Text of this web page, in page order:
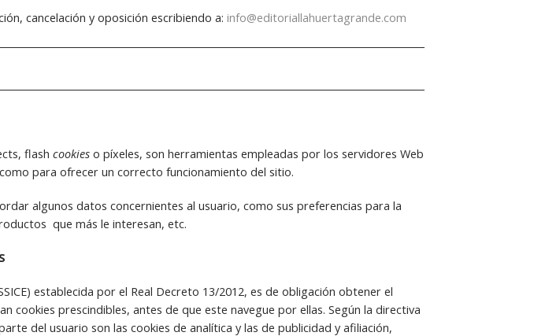
cancelación y oposición escribiendo a: info@editoriallahuertagrande.com
flash cookies o píxeles, son herramientas empleadas por los servidores Web
para ofrecer un correcto funcionamiento del sitio.
algunos datos concernientes al usuario, como sus preferencias para la
que más le interesan, etc.
establecida por el Real Decreto 13/2012, es de obligación obtener el
cookies prescindibles, antes de que este navegue por ellas. Según la directiva
del usuario son las cookies de analítica y las de publicidad y afiliación,